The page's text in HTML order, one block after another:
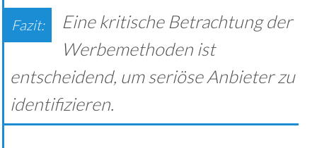
Eine kritische Betrachtung der
Werbemethoden ist
entscheidend, um seriöse Anbieter zu
identifizieren.